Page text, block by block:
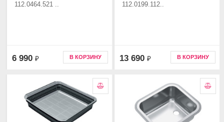
112.0464.521 ..
6 990 ₽ В КОРЗИНУ
112.0199.112..
13 690 ₽ В КОРЗИНУ